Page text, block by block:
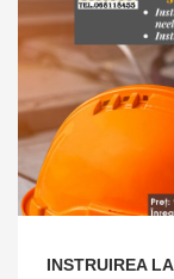
INSTRUIREA